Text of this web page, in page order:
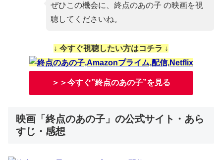
ぜひこの機会に、終点のあの子 の映画を視
聴してくださいね。
↓ 今すぐ視聴したい方はコチラ ↓
＞＞今すぐ”終点のあの子”を見る
映画「終点のあの子」の公式サイト・あら
すじ・感想